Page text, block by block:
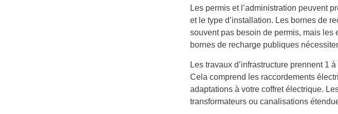
Les permis et l’administration peuvent
et le type d’installation. Les bornes de
souvent pas besoin de permis, mais les
bornes de recharge publiques
Les travaux d’infrastructure prennent 1
Cela comprend les raccordements
adaptations à votre coffret électrique.
transformateurs ou canalisations